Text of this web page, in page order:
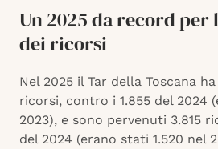
Un 2025 da record per
dei ricorsi
Nel 2025 il Tar della Toscana
ricorsi, contro i 1.855 del 2024
2023), e sono pervenuti 3.815
del 2024 (erano stati 1.520 nel